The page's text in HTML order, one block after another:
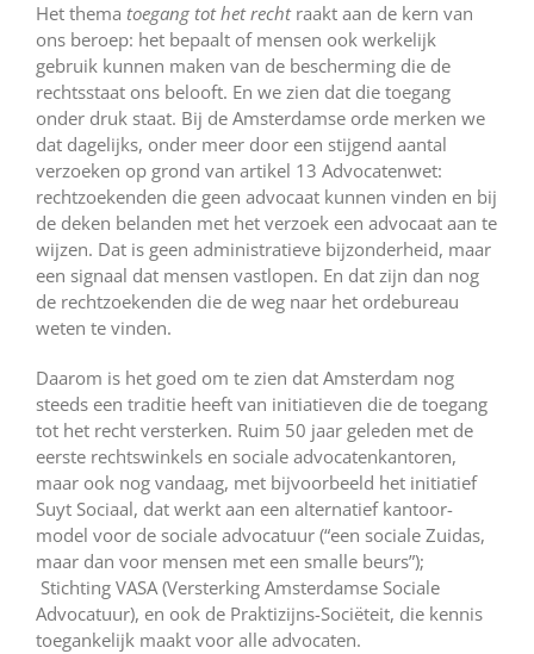
Het thema toegang tot het rechtraakt aan de kern van
ons beroep: het bepaalt of mensen ook werkelijk
gebruik kunnen maken van de bescherming die de
rechtsstaat ons belooft. En we zien dat die toegang
onder druk staat. Bij de Amsterdamse orde merken we
dat dagelijks, onder meer door een stijgend aantal
verzoeken op grond van artikel 13 Advocatenwet:
rechtzoekenden die geen advocaat kunnen vinden en bij
de deken belanden met het verzoek een advocaat aan te
wijzen. Dat is geen administratieve bijzonderheid, maar
een signaal dat mensen vastlopen. En dat zijn dan nog
de rechtzoekenden die de weg naar het ordebureau
weten te vinden.
Daarom is het goed om te zien dat Amsterdam nog
steeds een traditie heeft van initiatieven die de toegang
tot het recht versterken. Ruim 50 jaar geleden met de
eerste rechtswinkels en sociale advocatenkantoren,
maar ook nog vandaag, met bijvoorbeeld het initiatief
Suyt Sociaal, dat werkt aan een alternatief kantoor­
model voor de sociale advocatuur (“een sociale Zuidas,
maar dan voor mensen met een smalle beurs”);
Stichting VASA (Versterking Amsterdamse Sociale
Advocatuur), en ook de Praktizijns-Sociëteit, die kennis
toegankelijk maakt voor alle advocaten.